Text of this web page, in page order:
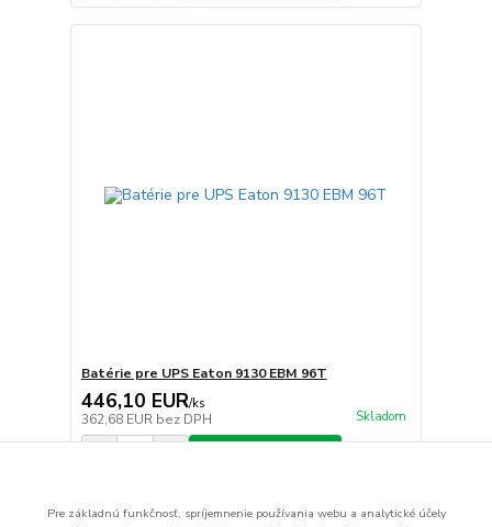
Batérie pre UPS Eaton 9130 EBM 96T
446,10 EUR/ks
362,68 EUR bez DPH Skladom
Pre základnú funkčnosť, spríjemnenie používania webu a analytické účely